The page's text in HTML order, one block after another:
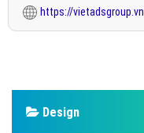
https://vietadsgroup.vn
Design